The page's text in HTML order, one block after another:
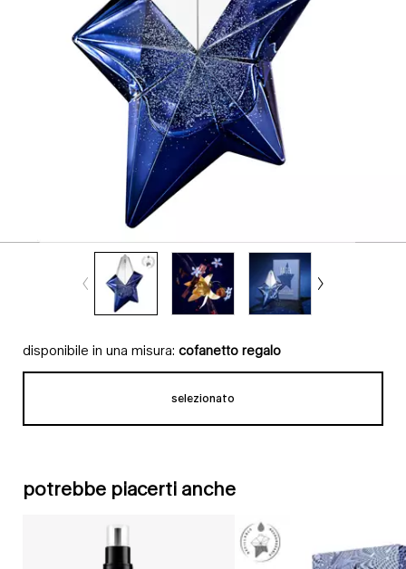
disponibile in una misura: cofanetto regalo
Cofanetto regalo
selezionato
, 1 di 1
potrebbe piacerti anche